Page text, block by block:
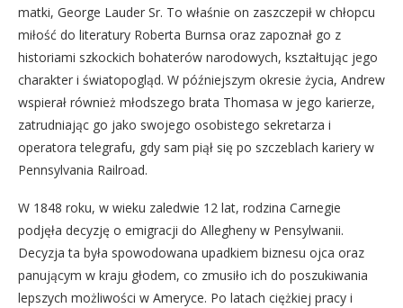
matki, George Lauder Sr. To właśnie on zaszczepił w chłopcu
miłość do literatury Roberta Burnsa oraz zapoznał go z
historiami szkockich bohaterów narodowych, kształtując jego
charakter i światopogląd. W późniejszym okresie życia, Andrew
wspierał również młodszego brata Thomasa w jego karierze,
zatrudniając go jako swojego osobistego sekretarza i
operatora telegrafu, gdy sam piął się po szczeblach kariery w
Pennsylvania Railroad.
W 1848 roku, w wieku zaledwie 12 lat, rodzina Carnegie
podjęła decyzję o emigracji do Allegheny w Pensylwanii.
Decyzja ta była spowodowana upadkiem biznesu ojca oraz
panującym w kraju głodem, co zmusiło ich do poszukiwania
lepszych możliwości w Ameryce. Po latach ciężkiej pracy i